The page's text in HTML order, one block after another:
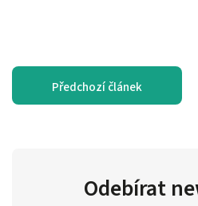
Předchozí článek
Odebírat